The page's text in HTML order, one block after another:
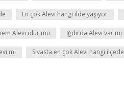
En çok Alevi hangi ilde yaşıyor
Alevi olur mu İğdirda Alevi var mı
mi Sivasta en çok Alevi hangi ilçede